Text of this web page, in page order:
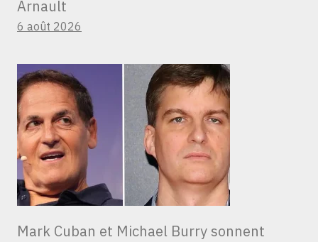
Arnault
6 août 2026
Mark Cuban et Michael Burry sonnent